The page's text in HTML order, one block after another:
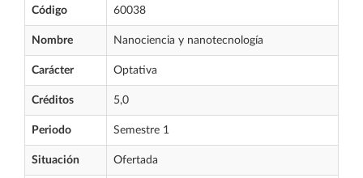
Código 60038
Nombre Nanociencia y nanotecnología
Carácter Optativa
Créditos 5,0
Periodo Semestre 1
Situación Ofertada